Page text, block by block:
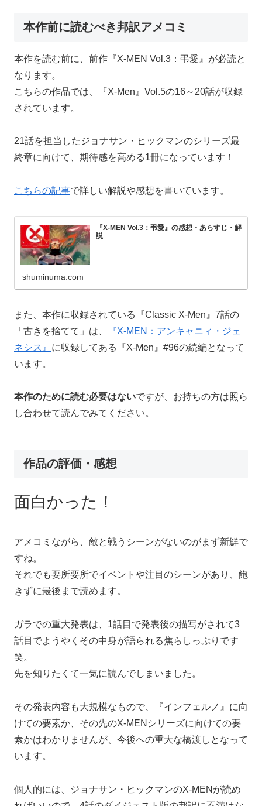
本作前に読むべき邦訳アメコミ
本作を読む前に、前作『X-MEN Vol.3：弔愛』が必読と
なります。
こちらの作品では、『X-Men』Vol.5の16～20話が収録
されています。
21話を担当したジョナサン・ヒックマンのシリーズ最
終章に向けて、期待感を高める1冊になっています！
こちらの記事で詳しい解説や感想を書いています。
『X-MEN Vol.3：弔愛』の感想・あらすじ・解
説
shuminuma.com
また、本作に収録されている『Classic X-Men』7話の
「古きを捨てて」は、
『X-MEN：アンキャニィ・ジェ
ネシス』 に収録してある『X-Men』#96の続編となって
います。
本作のために読む必要はないですが、お持ちの方は照ら
し合わせて読んでみてください。
作品の評価・感想
面白かった！
アメコミながら、敵と戦うシーンがないのがまず新鮮で
すね。
それでも要所要所でイベントや注目のシーンがあり、飽
きずに最後まで読めます。
ガラでの重大発表は、1話目で発表後の描写がされて3
話目でようやくその中身が語られる焦らしっぷりです
笑。
先を知りたくて一気に読んでしまいました。
その発表内容も大規模なもので、『インフェルノ』に向
けての要素か、その先のX-MENシリーズに向けての要
素かはわかりませんが、今後への重大な橋渡しとなって
います。
個人的には、ジョナサン・ヒックマンのX-MENが読め